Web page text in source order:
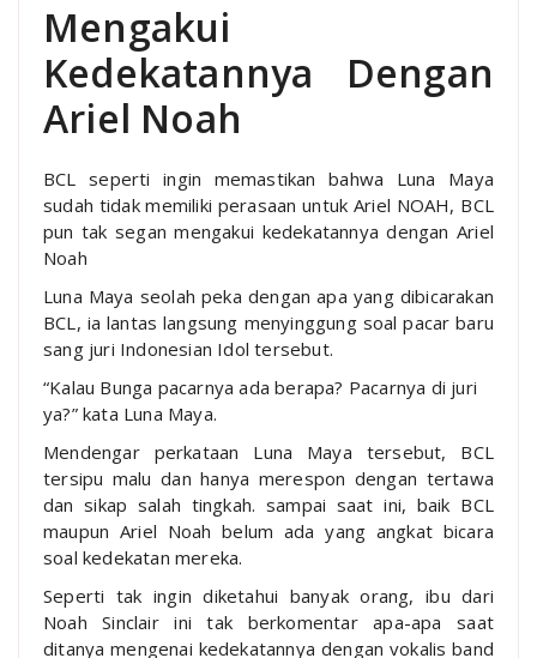
Mengakui
Kedekatannya Dengan
Ariel Noah
BCL seperti ingin memastikan bahwa Luna Maya
sudah tidak memiliki perasaan untuk Ariel NOAH, BCL
pun tak segan mengakui kedekatannya dengan Ariel
Noah
Luna Maya seolah peka dengan apa yang dibicarakan
BCL, ia lantas langsung menyinggung soal pacar baru
sang juri Indonesian Idol tersebut.
“Kalau Bunga pacarnya ada berapa? Pacarnya di juri
ya?” kata Luna Maya.
Mendengar perkataan Luna Maya tersebut, BCL
tersipu malu dan hanya merespon dengan tertawa
dan sikap salah tingkah. sampai saat ini, baik BCL
maupun Ariel Noah belum ada yang angkat bicara
soal kedekatan mereka.
Seperti tak ingin diketahui banyak orang, ibu dari
Noah Sinclair ini tak berkomentar apa-apa saat
ditanya mengenai kedekatannya dengan vokalis band